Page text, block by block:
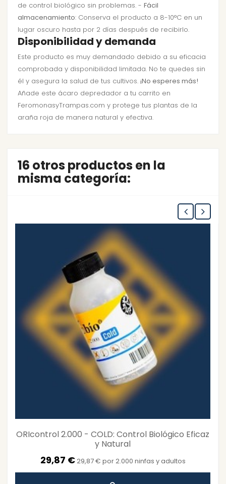
de control biológico sin problemas. - Fácil
almacenamiento: Conserva el producto a 8-10°C en un
lugar oscuro hasta por 2 días después de recibirlo.
Disponibilidad y demanda
Este producto es muy demandado debido a su eficacia
comprobada y disponibilidad limitada. No te quedes sin
él y asegura la salud de tus cultivos. ¡No esperes más!
Añade este ácaro depredador a tu carrito en
FeromonasyTrampas.com y protege tus plantas de la
araña roja de manera natural y efectiva.
16 otros productos en la
misma categoría:
ORIcontrol 2.000 - COLD: Control Biológico Eficaz
y Natural
29,87 €29,87 € por 2.000 ninfas y adultos